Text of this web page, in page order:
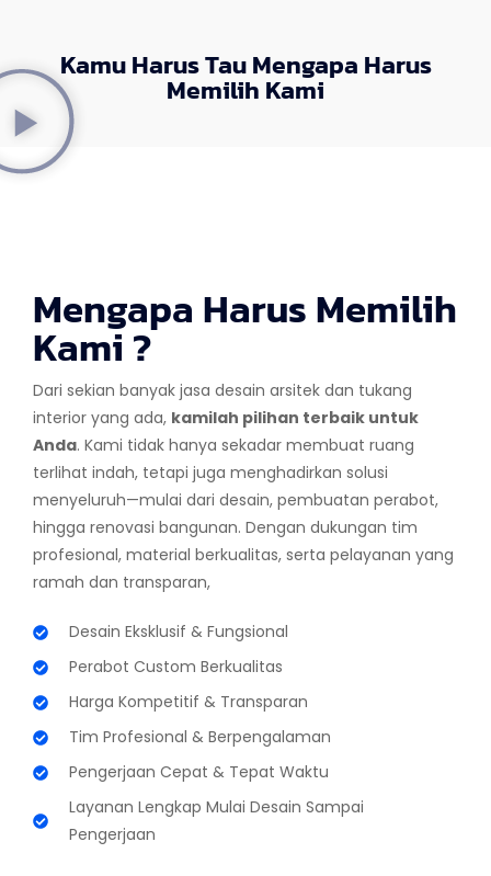
Kamu Harus Tau Mengapa Harus
Memilih Kami
Mengapa Harus Memilih
Kami ?
Dari sekian banyak jasa desain arsitek dan tukang
interior yang ada, kamilah pilihan terbaik untuk
Anda. Kami tidak hanya sekadar membuat ruang
terlihat indah, tetapi juga menghadirkan solusi
menyeluruh—mulai dari desain, pembuatan perabot,
hingga renovasi bangunan. Dengan dukungan tim
profesional, material berkualitas, serta pelayanan yang
ramah dan transparan,
Desain Eksklusif & Fungsional
Perabot Custom Berkualitas
Harga Kompetitif & Transparan
Tim Profesional & Berpengalaman
Pengerjaan Cepat & Tepat Waktu
Layanan Lengkap Mulai Desain Sampai
Pengerjaan